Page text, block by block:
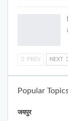
PREV NEXT
Popular
जयपुर